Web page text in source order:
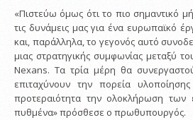
«Πιστεύω όμως ότι το πιο σημαντικό
τις δυνάμεις μας για ένα ευρωπαϊκό
και, παράλληλα, το γεγονός αυτό
μιας στρατηγικής συμφωνίας μεταξύ
Nexans. Τα τρία μέρη θα
επιταχύνουν την πορεία
προτεραιότητα την ολοκλήρωση των
πυθμένα» πρόσθεσε ο πρωθυπουργός.